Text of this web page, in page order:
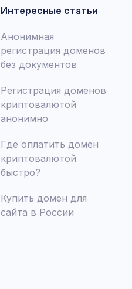
Интересные статьи
Анонимная
регистрация доменов
без документов
Регистрация доменов
криптовалютой
анонимно
Где оплатить домен
криптовалютой
быстро?
Купить домен для
сайта в России